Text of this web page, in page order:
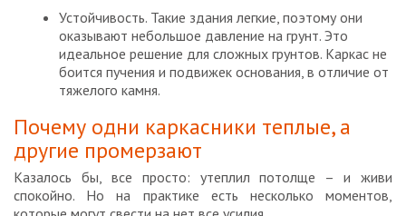
Устойчивость. Такие здания легкие, поэтому они
оказывают небольшое давление на грунт. Это
идеальное решение для сложных грунтов. Каркас не
боится пучения и подвижек основания, в отличие от
тяжелого камня.
Почему одни каркасники теплые, а
другие промерзают
Казалось бы, все просто: утеплил потолще – и живи
спокойно. Но на практике есть несколько моментов,